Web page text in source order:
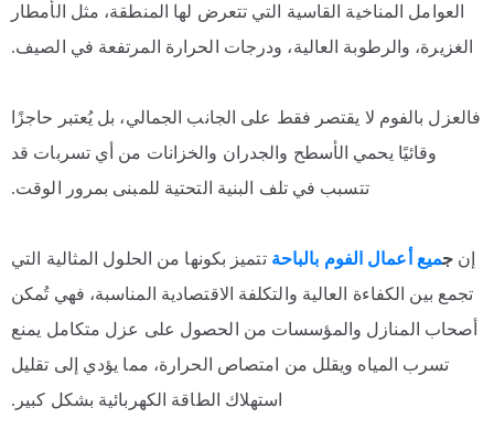
العوامل المناخية القاسية التي تتعرض لها المنطقة، مثل الأمطار
الغزيرة، والرطوبة العالية، ودرجات الحرارة المرتفعة في الصيف.
فالعزل بالفوم لا يقتصر فقط على الجانب الجمالي، بل يُعتبر حاجزًا
وقائيًا يحمي الأسطح والجدران والخزانات من أي تسربات قد
تتسبب في تلف البنية التحتية للمبنى بمرور الوقت.
إن جميع أعمال الفوم بالباحة تتميز بكونها من الحلول المثالية التي
تجمع بين الكفاءة العالية والتكلفة الاقتصادية المناسبة، فهي تُمكن
أصحاب المنازل والمؤسسات من الحصول على عزل متكامل يمنع
تسرب المياه ويقلل من امتصاص الحرارة، مما يؤدي إلى تقليل
استهلاك الطاقة الكهربائية بشكل كبير.